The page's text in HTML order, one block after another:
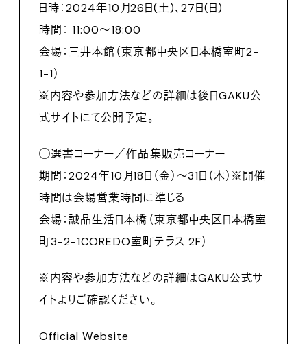
日時：2024年10月26日(土)、27日(日)
時間： 11:00～18:00
会場：三井本館（東京都中央区日本橋室町2-
1-1）
※内容や参加方法などの詳細は後日GAKU公
式サイトにて公開予定。
◯選書コーナー／作品集販売コーナー
期間：2024年10月18日（金）～31日（木）※開催
時間は会場営業時間に準じる
会場：誠品生活日本橋（東京都中央区日本橋室
町3-2-1COREDO室町テラス 2F）
※内容や参加方法などの詳細はGAKU公式サ
イトよりご確認ください。
Official Website